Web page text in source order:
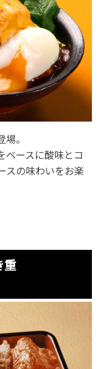
。
ベースに酸味とコ
スの味わいをお楽
重